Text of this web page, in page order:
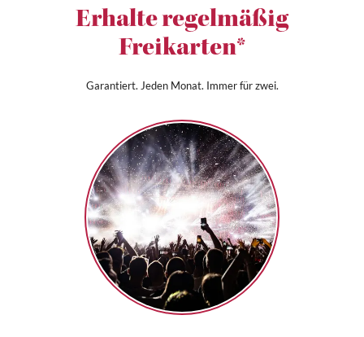
Erhalte regelmäßig
Freikarten*
Garantiert. Jeden Monat. Immer für zwei.